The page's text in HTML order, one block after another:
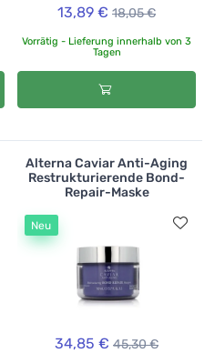
13,89 € 18,05 €
Vorrätig - Lieferung innerhalb von 3
Tagen
Alterna Caviar Anti-Aging
Restrukturierende Bond-
Repair-Maske
Neu
34,85 € 45,30 €